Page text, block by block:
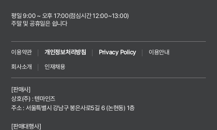
평일 9:00 ~ 오후 17:00(점심시간 12:00~13:00)
주말 및 공휴일은 쉽니다
이용약관 개인정보처리방침 Privacy Policy
이용안내
회사소개
인재채용
[판매사]
상호(주) : 텐마인즈
주소 : 서울특별시 강남구 봉은사로5길 6 (논현동) 1층
[판매대행사]